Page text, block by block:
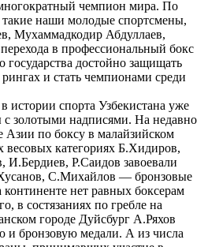
чемпион мира. По
наши молодые спортсмены,
Мухаммадкодир Абдуллаев,
в профессиональный бокс
государства достойно защищать
и стать чемпионами среди
истории спорта Узбекистана уже
золотыми надписями. На недавно
Азии по боксу в малайзийском
весовых категориях Б.Хидиров,
И.Бердиев, Р.Саидов завоевали
С.Михайлов — бронзовые
континенте нет равных боксерам
в состязаниях по гребле на
городе Дуйсбург А.Ряхов
и бронзовую медали. А из числа